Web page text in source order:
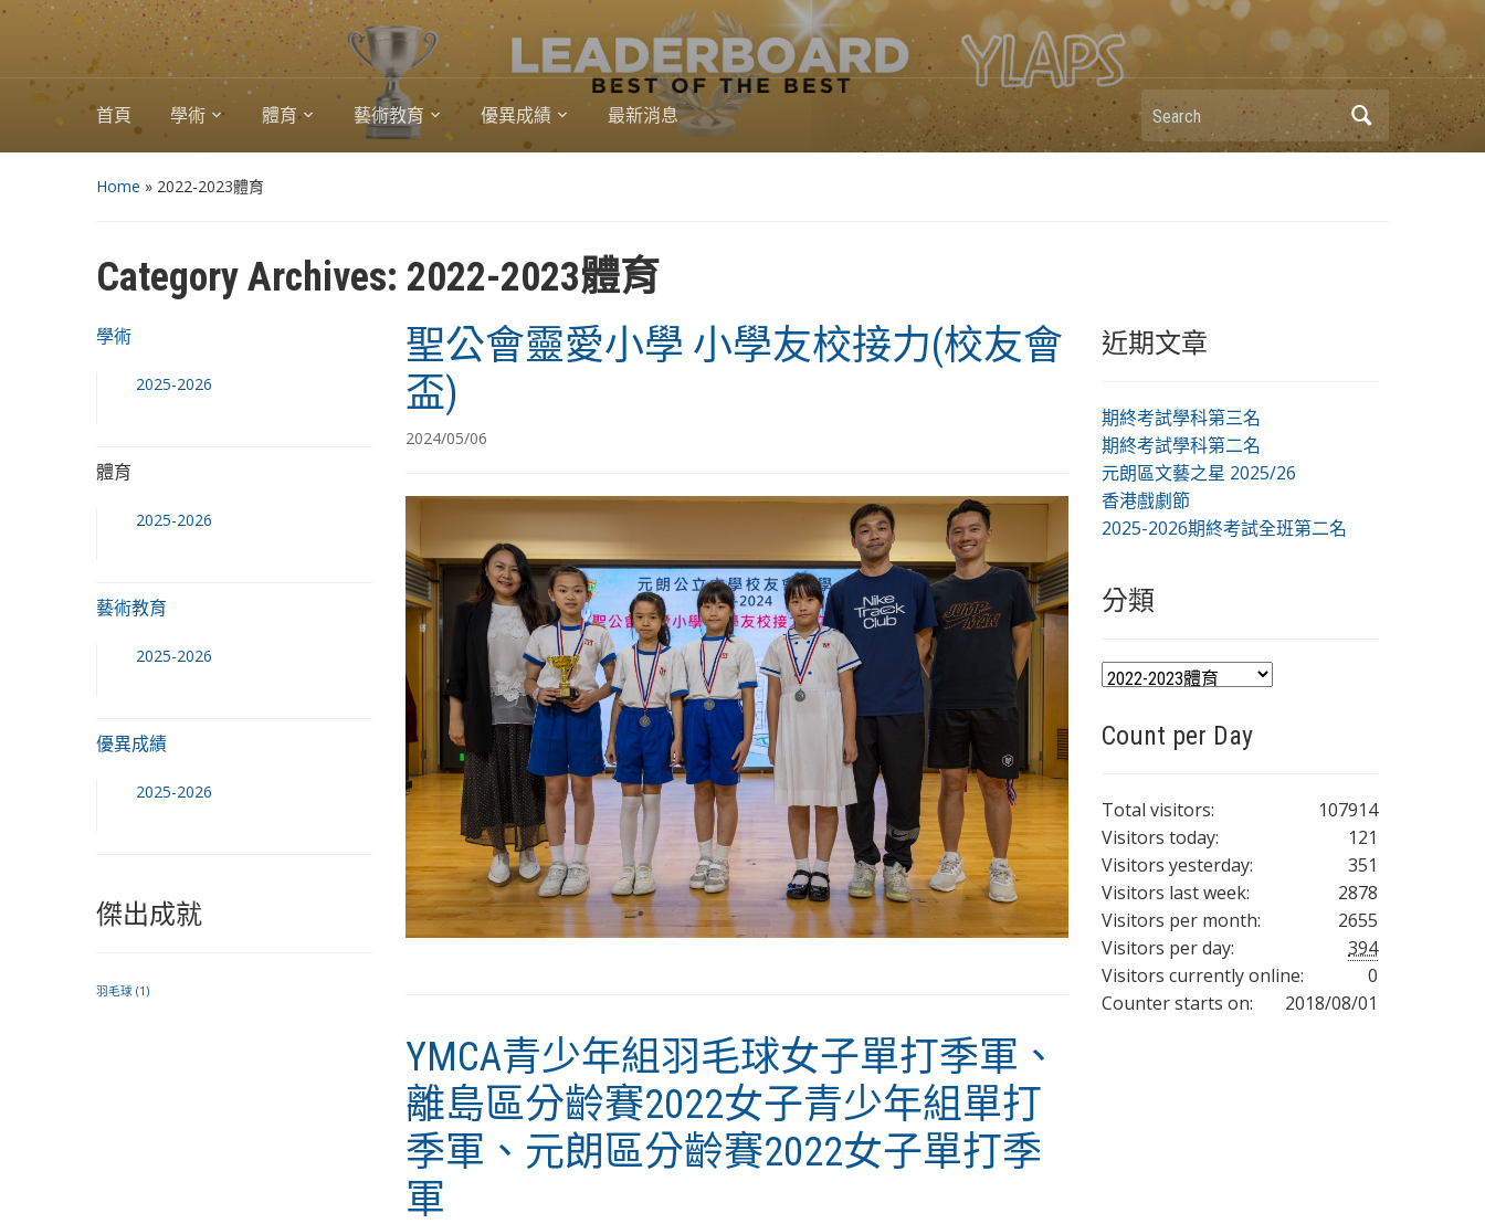
首頁 學術 體育 藝術教育 優異成績 最新消息 Search
Home » 2022-2023體育
Category Archives: 2022-2023體育
學術
2025-2026
體育
2025-2026
藝術教育
2025-2026
優異成績
2025-2026
傑出成就
羽毛球 (1)
聖公會靈愛小學 小學友校接力(校友會
盃)
2024/05/06
YMCA青少年組羽毛球女子單打季軍、
離島區分齡賽2022女子青少年組單打
季軍、元朗區分齡賽2022女子單打季
軍
近期文章
期終考試學科第三名
期終考試學科第二名
元朗區文藝之星 2025/26
香港戲劇節
2025-2026期終考試全班第二名
分類
分
Count per Day
107914
Total visitors:
121
Visitors today:
351
Visitors yesterday:
2878
Visitors last week:
2655
Visitors per month:
394
Visitors per day:
0
Visitors currently online:
2018/08/01
Counter starts on: